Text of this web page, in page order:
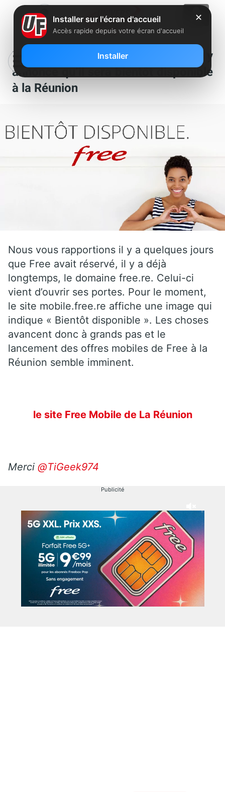
Le site Free .re est ouvert : Free y
annonce qu’il sera bientôt disponible
à la Réunion
Nous vous rapportions il y a quelques jours
que Free avait réservé, il y a déjà
longtemps, le domaine free.re. Celui-ci
vient d’ouvrir ses portes. Pour le moment,
le site mobile.free.re affiche une image qui
indique « Bientôt disponible ». Les choses
avancent donc à grands pas et le
lancement des offres mobiles de Free à la
Réunion semble imminent.
le site Free Mobile de La Réunion
Merci @TiGeek974
Publicité
✕
Installer sur l'écran d'accueil
Accès rapide depuis votre écran d'accueil
Installer